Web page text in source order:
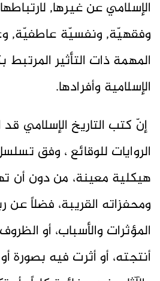
الإسلامي عن غيرها,
وفقهيّة, ونفسيّة عاطفيّة,
المهمة ذات التأثير المرتبط
الإسلامية وأفرادها.
إنّ كتب التاريخ الإسلامي
الروايات للوقائع ، وفق
هيكلية معينة، من دون أن
ومحفزاته القريبة، فضلاً عن
المؤثرات والأسباب، أو
أنتجته، أو أثرت فيه بصورة أو